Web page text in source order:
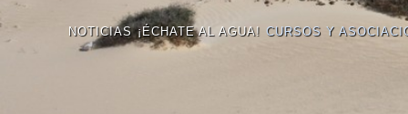
NOTICIAS ¡ÉCHATE AL AGUA! CURSOS Y